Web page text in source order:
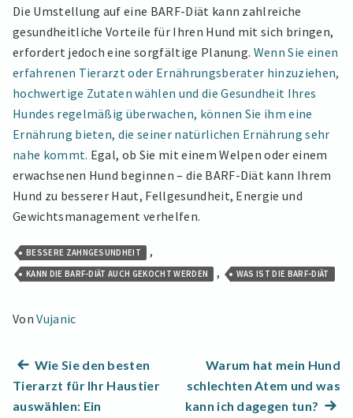
Die Umstellung auf eine BARF-Diät kann zahlreiche
gesundheitliche Vorteile für Ihren Hund mit sich bringen,
erfordert jedoch eine sorgfältige Planung. Wenn Sie einen
erfahrenen Tierarzt oder Ernährungsberater hinzuziehen,
hochwertige Zutaten wählen und die Gesundheit Ihres
Hundes regelmäßig überwachen, können Sie ihm eine
Ernährung bieten, die seiner natürlichen Ernährung sehr
nahe kommt. Egal, ob Sie mit einem Welpen oder einem
erwachsenen Hund beginnen – die BARF-Diät kann Ihrem
Hund zu besserer Haut, Fellgesundheit, Energie und
Gewichtsmanagement verhelfen.
BESSERE ZAHNGESUNDHEIT ,
KANN DIE BARF-DIÄT AUCH GEKOCHT WERDEN , WAS IST DIE BARF-DIÄT
VonVujanic
Beitragsnavigation
Previous
post:
Wie Sie den besten
Tierarzt für Ihr Haustier
auswählen: Ein
Warum hat mein Hund
schlechten Atem und was
kann ich dagegen tun? Next